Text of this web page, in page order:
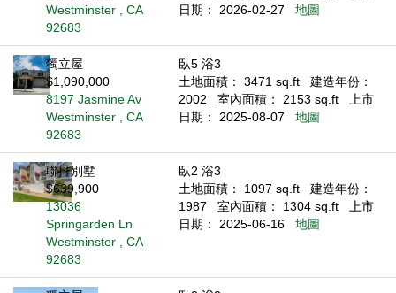
Westminster , CA
92683
日期： 2026-02-27
地圖
獨立屋
$1,090,000
8197 Jasmine Av
Westminster , CA
92683
臥5 浴3
土地面積： 3471 sq.ft
建造年份：
2002
室內面積： 2153 sq.ft
上市
日期： 2025-08-07
地圖
聯排別墅
$639,900
13036
Springarden Ln
Westminster , CA
92683
臥2 浴3
土地面積： 1097 sq.ft
建造年份：
1987
室內面積： 1304 sq.ft
上市
日期： 2025-06-16
地圖